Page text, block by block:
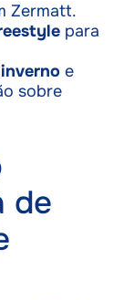
Zermatt.
para
e
sobre
de